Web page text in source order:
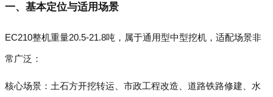
一、基本定位与适用场景
EC210整机重量20.5-21.8吨，属于通用型中型挖机，适配场景非
常广泛：
核心场景：土石方开挖转运、市政工程改造、道路铁路修建、水